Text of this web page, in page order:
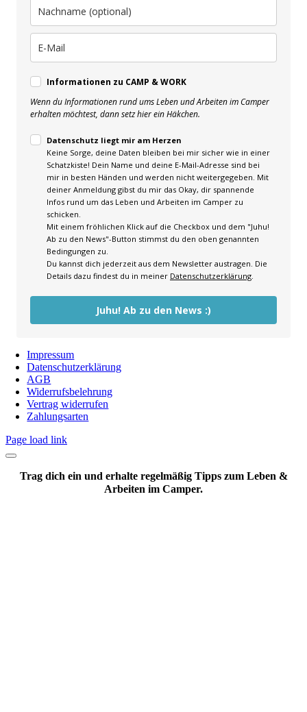
Informationen zu CAMP & WORK
Wenn du Informationen rund ums Leben und Arbeiten im Camper
erhalten möchtest, dann setz hier ein Häkchen.
Datenschutz liegt mir am Herzen
Keine Sorge, deine Daten bleiben bei mir sicher wie in einer
Schatzkiste! Dein Name und deine E-Mail-Adresse sind bei
mir in besten Händen und werden nicht weitergegeben. Mit
deiner Anmeldung gibst du mir das Okay, dir spannende
Infos rund um das Leben und Arbeiten im Camper zu
schicken.
Mit einem fröhlichen Klick auf die Checkbox und dem "Juhu!
Ab zu den News"-Button stimmst du den oben genannten
Bedingungen zu.
Du kannst dich jederzeit aus dem Newsletter austragen. Die
Details dazu findest du in meiner Datenschutzerklärung
Juhu! Ab zu den News :)
Impressum
Datenschutzerklärung
AGB
Widerrufsbelehrung
Vertrag widerrufen
Zahlungsarten
Page load link
Trag dich ein und erhalte regelmäßig Tipps zum Leben &
Arbeiten im Camper.